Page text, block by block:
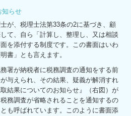
が、税理士法第33条の2に基づき、顧
て、自ら「計算し、整理し、又は相談
を添付する制度です。この書面はいわ
書」とも言えます。
署が納税者に税務調査の通知をする前
与えられ、その結果、疑義が解消すれ
結果についてのお知らせ』（右図）が
務調査が省略されることを通知するの
も呼ばれています。このように書面添